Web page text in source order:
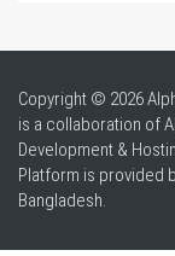
Copyright © 2026
is a collaboration of
Development &
Platform is provided
Bangladesh.